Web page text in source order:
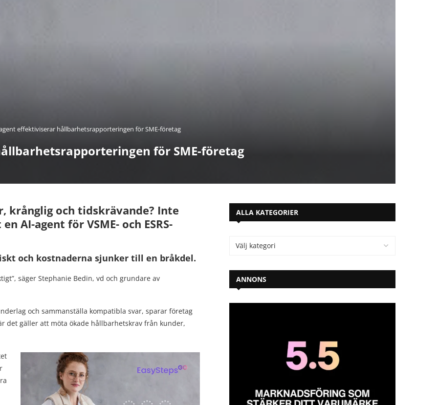
effektiviserar hållbarhetsrapporteringen för SME-företag
för SME-företag
krånglig och tidskrävande? Inte
en AI-agent för VSME- och ESRS-
och kostnaderna sjunker till en bråkdel.
säger Stephanie Bedin, vd och grundare av
och sammanställa kompatibla svar, sparar företag
det gäller att möta ökade hållbarhetskrav från kunder,
ALLA KATEGORIER
ANNONS